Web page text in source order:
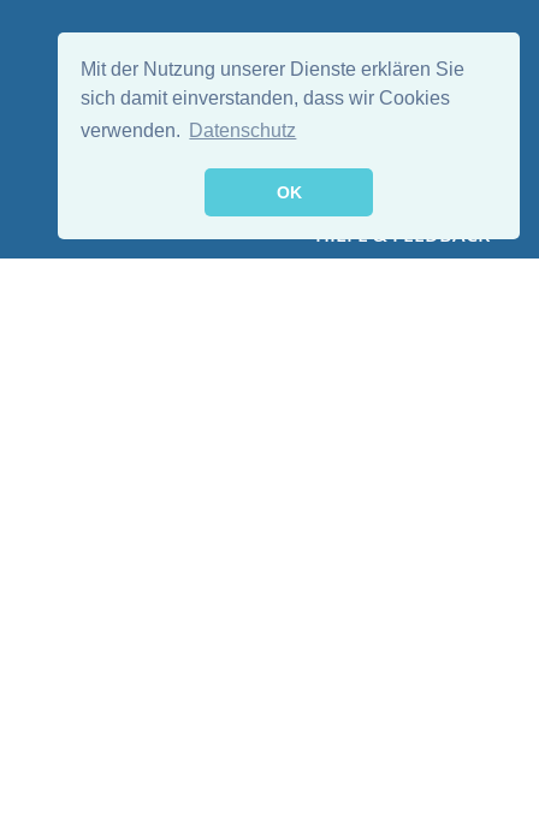
Mit der Nutzung unserer Dienste erklären Sie
sich damit einverstanden, dass wir Cookies
verwenden.
Datenschutz
OK
HILFE & FEEDBACK
EN